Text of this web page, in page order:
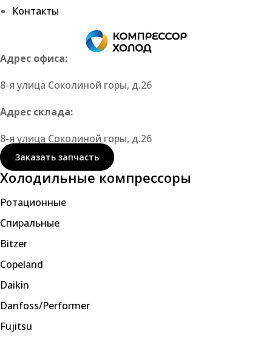
Контакты
Адрес офиса:
8-я улица Соколиной горы, д.26
Адрес склада:
8-я улица Соколиной горы, д.26
Заказать запчасть
Холодильные компрессоры
Ротационные
Спиральные
Bitzer
Copeland
Daikin
Danfoss/Performer
Fujitsu